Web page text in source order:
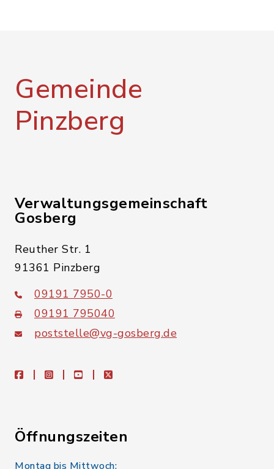
Gemeinde
Pinzberg
Verwaltungsgemeinschaft
Gosberg
Reuther Str. 1
91361 Pinzberg
09191 7950-0
09191 795040
poststelle@vg-gosberg.de
facebookinstagramyoutubeX
Öffnungszeiten
Montag bis Mittwoch: